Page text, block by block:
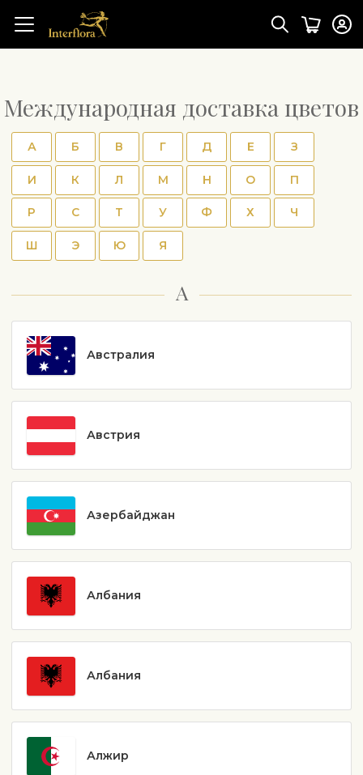
Международная доставка цветов
А Б В Г Д Е З
И К Л М Н О П
Р С Т У Ф Х Ч
Ш Э Ю Я
А
Австралия
Австрия
Азербайджан
Албания
Албания
Алжир